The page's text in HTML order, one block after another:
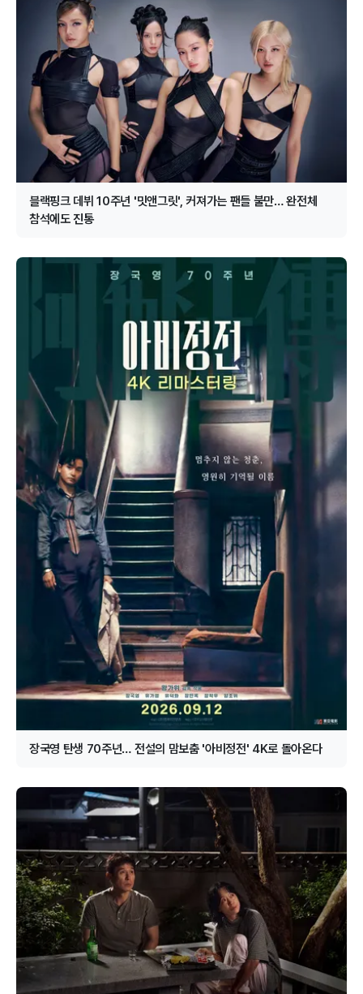
블랙핑크 데뷔 10주년 '밋앤그릿', 커져가는 팬들 불만… 완전체
참석에도 진통
장국영 탄생 70주년… 전설의 맘보춤 '아비정전' 4K로 돌아온다